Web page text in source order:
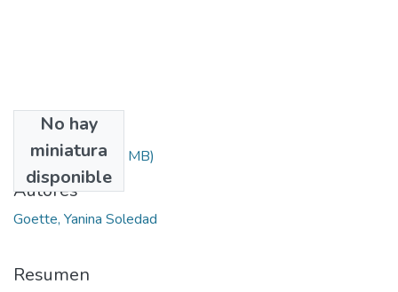
No hay
miniatura
disponible
Archivos
GOETTE.zip(1.86 MB)
Autores
Goette, Yanina Soledad
Resumen